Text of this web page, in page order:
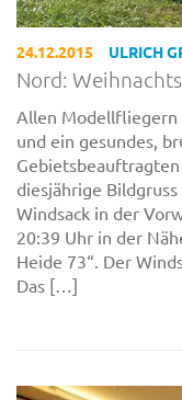
24.12.2015 ULRICH
Nord:
Allen Modellfliegern
und ein gesundes,
diesjährige
Windsack in der
20:39 Uhr in der
Heide 73“. Der
Das […]